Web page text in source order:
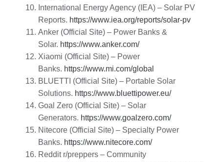
International Energy Agency (IEA) – Solar PV
Reports. https://www.iea.org/reports/solar-pv
Anker (Official Site) – Power Banks &
Solar. https://www.anker.com/
Xiaomi (Official Site) – Power
Banks. https://www.mi.com/global
BLUETTI (Official Site) – Portable Solar
Solutions. https://www.bluettipower.eu/
Goal Zero (Official Site) – Solar
Generators. https://www.goalzero.com/
Nitecore (Official Site) – Specialty Power
Banks. https://www.nitecore.com/
Reddit r/preppers – Community